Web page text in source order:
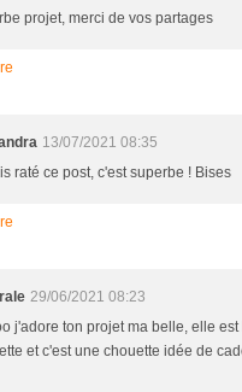
projet, merci de vos partages
13/07/2021 08:35
raté ce post, c'est superbe ! Bises
29/06/2021 08:23
j'adore ton projet ma belle, elle
et c'est une chouette idée de